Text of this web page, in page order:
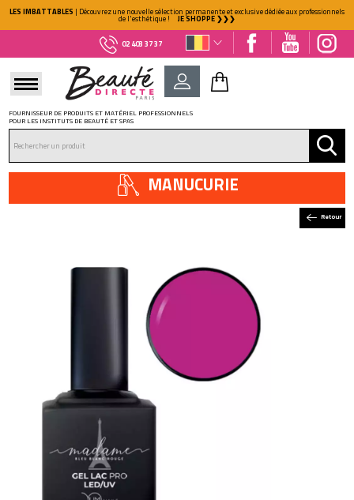
LES IMBATTABLES | Découvrez une nouvelle sélection permanente et exclusive dédiée aux professionnels
de l'esthétique ! JE SHOPPE ❯❯❯
02 403 37 37
NOUVEAU CLIENT ?
Créez votre compte
Créer mon compte
FOURNISSEUR DE PRODUITS ET MATÉRIEL PROFESSIONNELS
POUR LES INSTITUTS DE BEAUTÉ ET SPAS
Retour
MANUCURIE